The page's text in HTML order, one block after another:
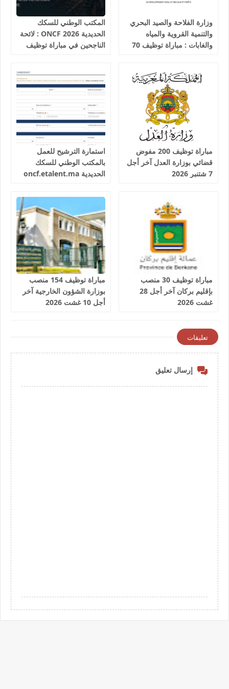
وزارة الفلاحة والصيد البحري
والتنمية القروية والمياه
والغابات : مباراة توظيف 70
المكتب الوطني للسكك
الحديدية 2026 ONCF : لائحة
الناجحين في مباراة توظيف
مباراة توظيف 200 مفوض
قضائي بوزارة العدل آخر أجل
7 شتنبر 2026
استمارة الترشيح للعمل
بالمكتب الوطني للسكك
الحديدية oncf.etalent.ma
مباراة توظيف 30 منصب
بإقليم بركان آخر أجل 28
غشت 2026
مباراة توظيف 154 منصب
بوزارة الشؤون الخارجية آخر
أجل 10 غشت 2026
تعليقات
إرسال تعليق